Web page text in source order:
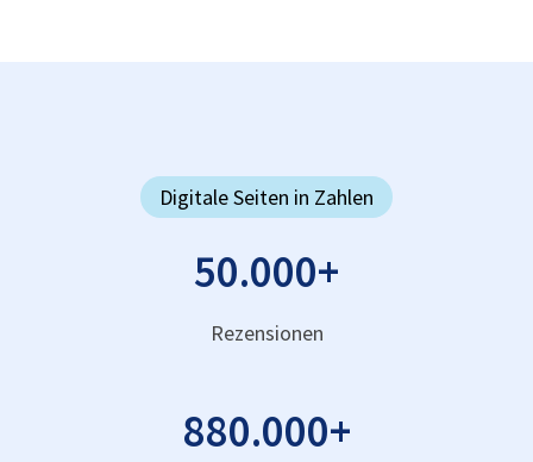
Digitale Seiten in Zahlen
50.000+
Rezensionen
880.000+